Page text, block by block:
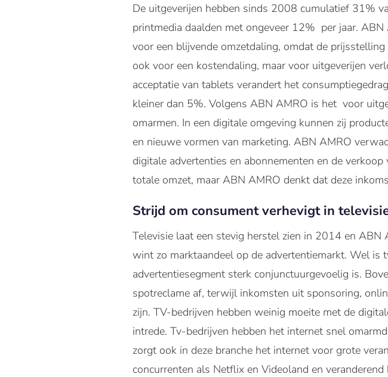
De uitgeverijen hebben sinds 2008 cumulatief 31%
printmedia daalden met ongeveer 12% per jaar.
voor een blijvende omzetdaling, omdat de
ook voor een kostendaling, maar voor uitgeverijen
acceptatie van tablets verandert het
kleiner dan 5%. Volgens ABN AMRO is het voor
omarmen. In een digitale omgeving kunnen zij
en nieuwe vormen van marketing. ABN AMRO
digitale advertenties en abonnementen en de
totale omzet, maar ABN AMRO denkt dat deze
Strijd om consument verhevigt in
Televisie laat een stevig herstel zien in 2014 en
wint zo marktaandeel op de advertentiemarkt. Wel is
advertentiesegment sterk conjunctuurgevoelig is.
spotreclame af, terwijl inkomsten uit sponsoring,
zijn. TV-bedrijven hebben weinig moeite met de
intrede. Tv-bedrijven hebben het internet snel
zorgt ook in deze branche het internet voor grote
concurrenten als Netflix en Videoland en